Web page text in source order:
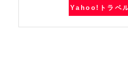
Yahoo!トラベ